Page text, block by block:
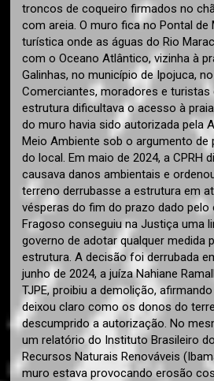
troncos de coqueiro firmados no
com areia. O muro fica no Pontal de
turística onde as águas do Rio
com o Oceano Atlântico, vizinha à
Galinhas, no município de Ipojuca,
Comerciantes, moradores e turistas
estrutura dificultava o acesso à
do muro havia sido autorizada pela
Meio Ambiente sob o argumento de
do local. Em maio de 2024, a CPRH
causava danos ambientais e
terreno derrubasse a estrutura em
vésperas do fim do prazo dado pelo
Fragoso conseguiu na Justiça uma
governo de adotar qualquer medida
estrutura. A decisão foi derrubada
junho de 2024, a juíza Nahiane
TJPE, proibiu a demolição,
deixou claro como os donos do
descumprido a autorização. No
um relatório do Instituto Brasileiro
Recursos Naturais Renováveis
muro estava provocando erosão